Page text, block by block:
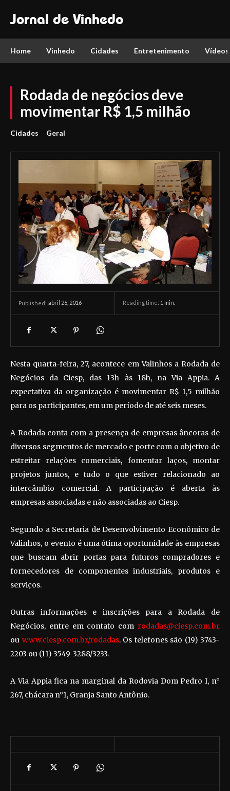
Jornal de Vinhedo
Home Vinhedo Cidades Entretenimento Vídeos
Rodada de negócios deve
movimentar R$ 1,5 milhão
Cidades Geral
Published: abril 26, 2016 Reading time: 1 min.
Nesta quarta-feira, 27, acontece em Valinhos a Rodada de
Negócios da Ciesp, das 13h às 18h, na Via Appia. A
expectativa da organização é movimentar R$ 1,5 milhão
para os participantes, em um período de até seis meses.
A Rodada conta com a presença de empresas âncoras de
diversos segmentos de mercado e porte com o objetivo de
estreitar relações comerciais, fomentar laços, montar
projetos juntos, e tudo o que estiver relacionado ao
intercâmbio comercial. A participação é aberta às
empresas associadas e não associadas ao Ciesp.
Segundo a Secretaria de Desenvolvimento Econômico de
Valinhos, o evento é uma ótima oportunidade às empresas
que buscam abrir portas para futuros compradores e
fornecedores de componentes industriais, produtos e
serviços.
Outras informações e inscrições para a Rodada de
Negócios, entre em contato com rodadas@ciesp.com.br
ou www.ciesp.com.br/rodadas. Os telefones são (19) 3743-
2203 ou (11) 3549-3288/3233.
A Via Appia fica na marginal da Rodovia Dom Pedro I, n°
267, chácara n°1, Granja Santo Antônio.